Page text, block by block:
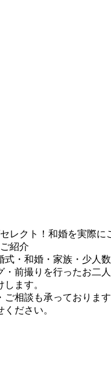
レクト！和婚を実際に
紹介
式・和婚・家族・少人
・前撮りを行ったお二
します。
ご相談も承っておりま
ください。